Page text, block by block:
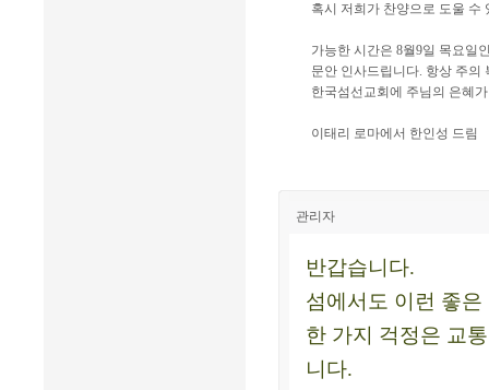
혹시 저희가 찬양으로 도울 수
가능한 시간은 8월9일 목요일
문안 인사드립니다. 항상 주의
한국섬선교회에 주님의 은혜
이태리 로마에서 한인성 드림
관리자
반갑습니다.
섬에서도 이런 좋
한 가지 걱정은 교
니다.